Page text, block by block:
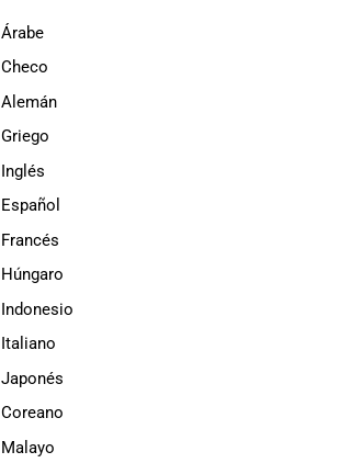
Árabe
Checo
Alemán
Griego
Inglés
Español
Francés
Húngaro
Indonesio
Italiano
Japonés
Coreano
Malayo